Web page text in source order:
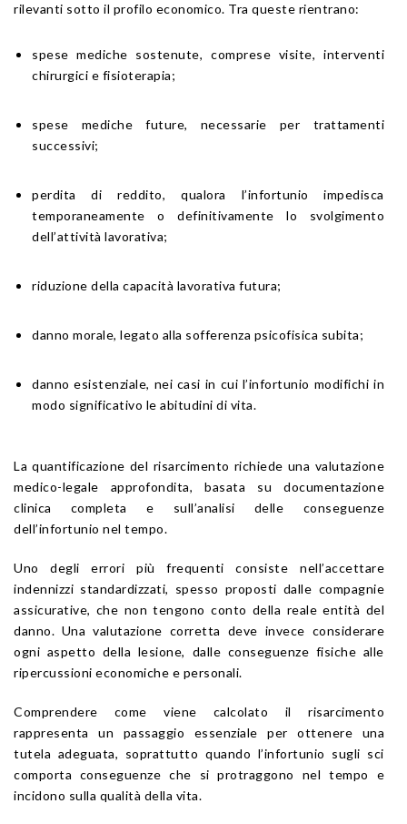
rilevanti sotto il profilo economico. Tra queste rientrano:
spese mediche sostenute, comprese visite, interventi
chirurgici e fisioterapia;
spese mediche future, necessarie per trattamenti
successivi;
perdita di reddito, qualora l’infortunio impedisca
temporaneamente o definitivamente lo svolgimento
dell’attività lavorativa;
riduzione della capacità lavorativa futura;
danno morale, legato alla sofferenza psicofisica subita;
danno esistenziale, nei casi in cui l’infortunio modifichi in
modo significativo le abitudini di vita.
La quantificazione del risarcimento richiede una valutazione
medico-legale approfondita, basata su documentazione
clinica completa e sull’analisi delle conseguenze
dell’infortunio nel tempo.
Uno degli errori più frequenti consiste nell’accettare
indennizzi standardizzati, spesso proposti dalle compagnie
assicurative, che non tengono conto della reale entità del
danno. Una valutazione corretta deve invece considerare
ogni aspetto della lesione, dalle conseguenze fisiche alle
ripercussioni economiche e personali.
Comprendere come viene calcolato il risarcimento
rappresenta un passaggio essenziale per ottenere una
tutela adeguata, soprattutto quando l’infortunio sugli sci
comporta conseguenze che si protraggono nel tempo e
incidono sulla qualità della vita.